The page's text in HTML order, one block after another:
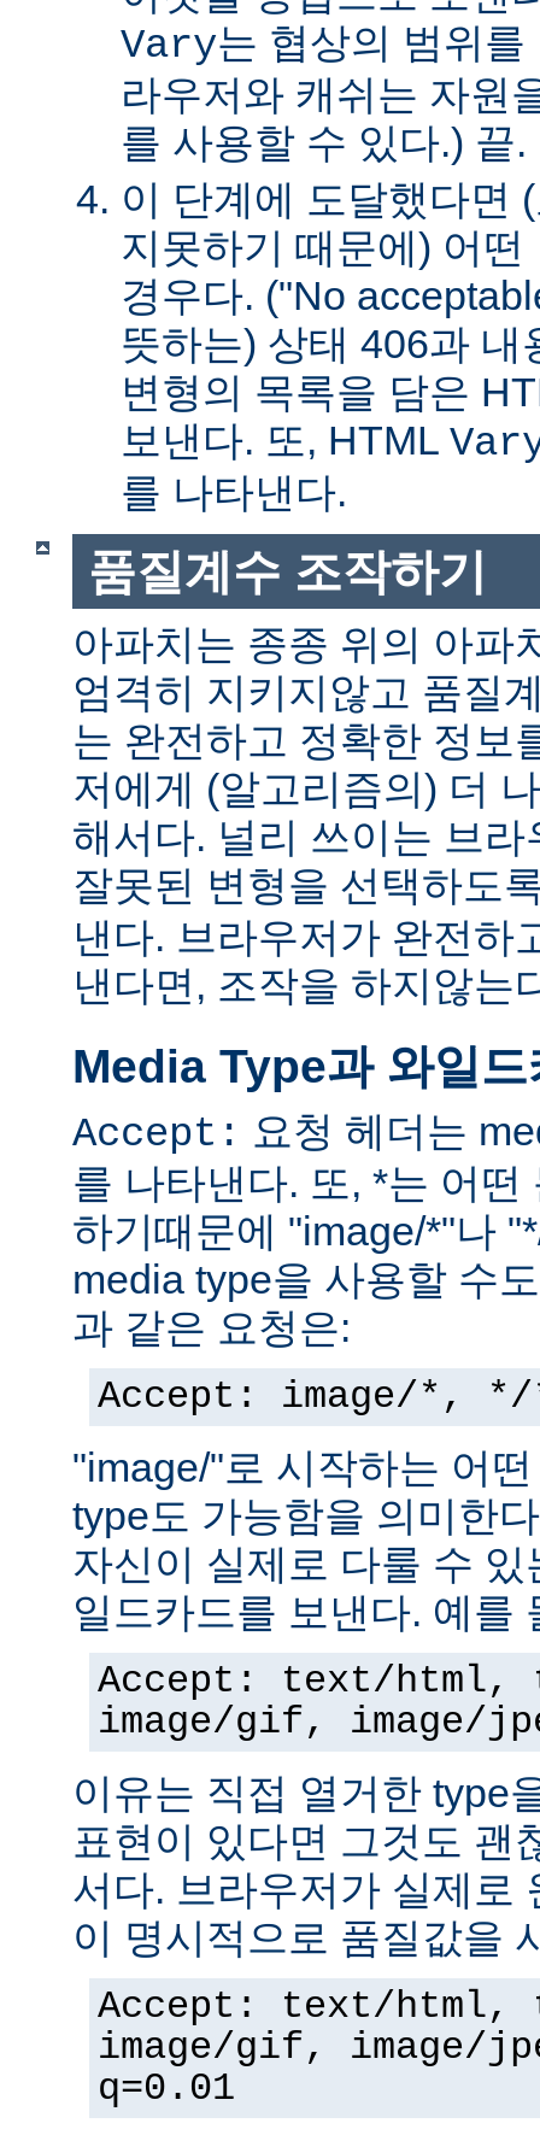
Vary는 협상의 범위
라우저와 캐쉬는 자원
를 사용할 수 있다.) 끝.
이 단계에 도달했다면
지못하기 때문에) 어
경우다. ("No
뜻하는) 상태 406과 내
변형의 목록을 담은
보낸다. 또, HTML
를 나타낸다.
품질계수 조작하기
아파치는 종종 위의 아파
엄격히 지키지않고 품질
는 완전하고 정확한 정보
저에게 (알고리즘의) 더
해서다. 널리 쓰이는 브
잘못된 변형을 선택하도
낸다. 브라우저가 완전하
낸다면, 조작을 하지않는
Media Type과 와일드
Accept: 요청 헤더는
를 나타낸다. 또, *는 어
하기때문에 "image/*"나
media type을 사용할 수
과 같은 요청은:
Accept: image/*,
"image/"로 시작하는 어
type도 가능함을 의미한
자신이 실제로 다룰 수
일드카드를 보낸다. 예를
Accept: text/
image/gif, image/
이유는 직접 열거한 type
표현이 있다면 그것도 괜
서다. 브라우저가 실제로
이 명시적으로 품질값을
Accept: text/
image/gif, image/
q=0.01